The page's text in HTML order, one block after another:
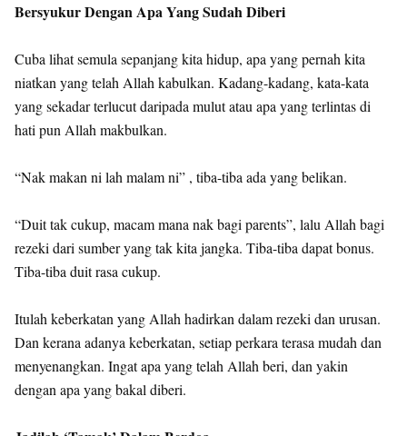
Bersyukur Dengan Apa Yang Sudah Diberi
Cuba lihat semula sepanjang kita hidup, apa yang pernah kita
niatkan yang telah Allah kabulkan. Kadang-kadang, kata-kata
yang sekadar terlucut daripada mulut atau apa yang terlintas di
hati pun Allah makbulkan.
“Nak makan ni lah malam ni” , tiba-tiba ada yang belikan.
“Duit tak cukup, macam mana nak bagi parents”, lalu Allah bagi
rezeki dari sumber yang tak kita jangka. Tiba-tiba dapat bonus.
Tiba-tiba duit rasa cukup.
Itulah keberkatan yang Allah hadirkan dalam rezeki dan urusan.
Dan kerana adanya keberkatan, setiap perkara terasa mudah dan
menyenangkan. Ingat apa yang telah Allah beri, dan yakin
dengan apa yang bakal diberi.